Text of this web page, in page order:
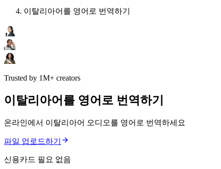
이탈리아어를 영어로 번역하기
Trusted by 1M+ creators
이탈리아어를 영어로 번역하기
온라인에서 이탈리아어 오디오를 영어로 번역하세요
파일 업로드하기
신용카드 필요 없음